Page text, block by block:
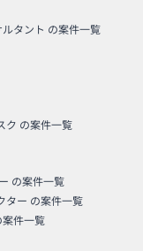
タント の案件一覧
ク の案件一覧
の案件一覧
ター の案件一覧
案件一覧